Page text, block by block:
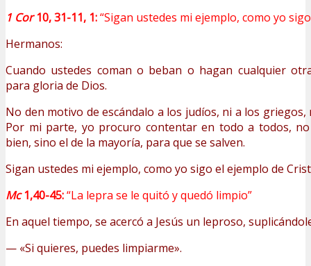
1 Cor10, 31-11, 1:“Sigan ustedes mi ejemplo, como yo
Hermanos:
Cuando ustedes coman o beban o hagan cualquier
para gloria de Dios.
No den motivo de escándalo a los judíos, ni a los griegos,
Por mi parte, yo procuro contentar en todo a todos,
bien, sino el de la mayoría, para que se salven.
Sigan ustedes mi ejemplo, como yo sigo el ejemplo de
Mc1,40-45:“La lepra se le quitó y quedó limpio”
En aquel tiempo, se acercó a Jesús un leproso,
— «Si quieres, puedes limpiarme».